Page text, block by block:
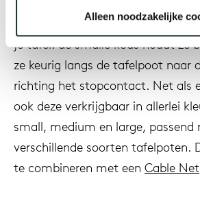
Alleen noodzakelijke
mooie oplossing voor de wildgroei
je tafel: de smalle kous houdt ze
ze keurig langs de tafelpoot naar
richting het stopcontact. Net als
ook deze verkrijgbaar in allerlei
small, medium en large, passend
verschillende soorten tafelpoten.
te combineren met een Cable Net